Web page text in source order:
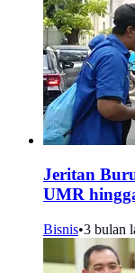
Jeritan
UMR
Bisnis•3 bulan